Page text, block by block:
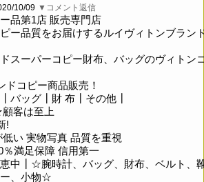
10/09 ▼コメント返信
品第1店 販売専門店
ー品質をお届けするルイヴィトンブラン
スーパーコピー財布、バッグのヴィトン
ドコピー商品販売！
ッグ┃財 布┃その他┃
客は至上
!
い 実物写真 品質を重視
％満足保障 信用第一
中┃☆腕時計、バッグ、財布、ベルト、
、小物☆